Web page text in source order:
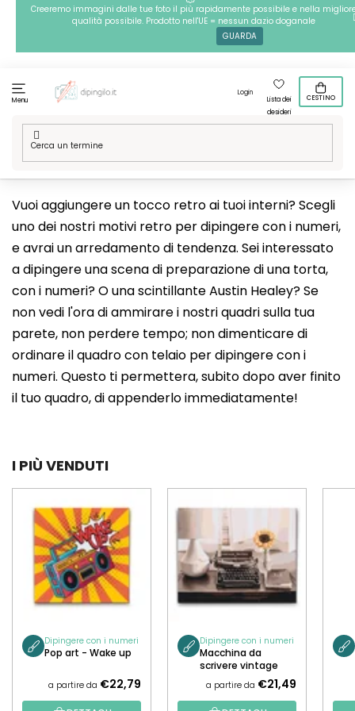
Passa
contenuto
Creeremo immagini dalle tue foto il più rapidamente possibile e nella
qualità possibile. Prodotto nell'UE = nessun dazio doganale
GUARDA
Menu
Login
Lista dei
desideri
CESTINO
Casa
Tecniche / Dipingere con i numeri
Hobby / Retro
Vuoi aggiungere un tocco retro ai tuoi interni? Scegli
uno dei nostri motivi retro per dipingere con i numeri,
e avrai un arredamento di tendenza. Sei interessato
a dipingere una scena di preparazione di una torta,
con i numeri? O una scintillante Austin Healey? Se
non vedi l'ora di ammirare i nostri quadri sulla tua
parete, non perdere tempo; non dimenticare di
ordinare il quadro con telaio per dipingere con i
numeri. Questo ti permettera, subito dopo aver finito
il tuo quadro, di appenderlo immediatamente!
I PIÙ VENDUTI
Dipingere con i numeri
Pop art - Wake up
a partire da €22,79
Dipingere con i numeri
Macchina da
scrivere vintage
a partire da €21,49